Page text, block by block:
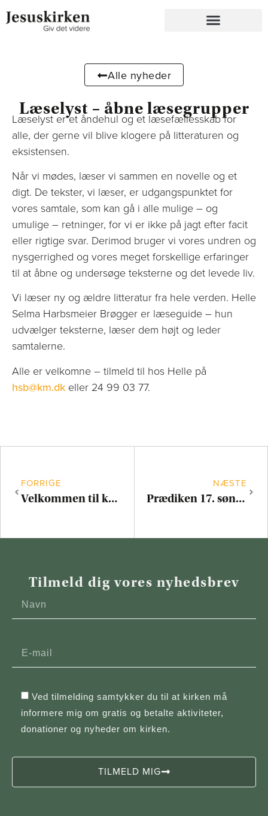
Alle nyheder
Læselyst – åbne læsegrupper
Læselyst er et åndehul og et læsefællesskab for
alle, der gerne vil blive klogere på litteraturen og
eksistensen.
Når vi mødes, læser vi sammen en novelle og et
digt. De tekster, vi læser, er udgangspunktet for
vores samtale, som kan gå i alle mulige – og
umulige – retninger, for vi er ikke på jagt efter facit
eller rigtige svar. Derimod bruger vi vores undren og
nysgerrighed og vores meget forskellige erfaringer
til at åbne og undersøge teksterne og det levede liv.
Vi læser ny og ældre litteratur fra hele verden. Helle
Selma Harbsmeier Brøgger er læseguide – hun
udvælger teksterne, læser dem højt og leder
samtalerne.
Alle er velkomne – tilmeld til hos Helle på
hsb@km.dk eller 24 99 03 77.
FORRIGE
Velkommen til kulturnat i Jesuskirken
NÆSTE
Prædiken 17. søndag efter trinitatis
Tilmeld dig vores nyhedsbrev
Ved tilmelding samtykker du til at kirken må
informere mig om gratis og betalte aktiviteter,
donationer og nyheder om kirken.
TILMELD MIG